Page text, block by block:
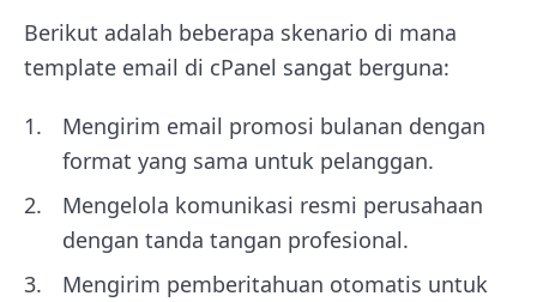
Berikut adalah beberapa skenario di mana
template email di cPanel sangat berguna:
Mengirim email promosi bulanan dengan
format yang sama untuk pelanggan.
Mengelola komunikasi resmi perusahaan
dengan tanda tangan profesional.
Mengirim pemberitahuan otomatis untuk